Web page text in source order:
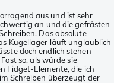
aus und ist sehr
an und die gefrästen
Das absolute
Kugellager läuft unglaublich
doch endlich stehen
so, als würde sie
Fidget-Elemente, die ich
Schreiben überzeugt der